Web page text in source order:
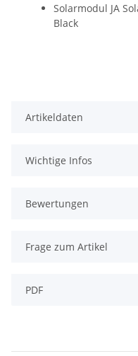
Solarmodul JA
Black
Artikeldaten
Wichtige Infos
Bewertungen
Frage zum Artikel
PDF